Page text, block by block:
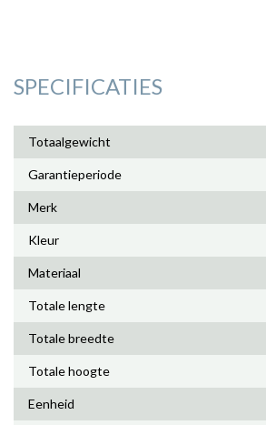
SPECIFICATIES
Totaalgewicht
Garantieperiode
Merk
Kleur
Materiaal
Totale lengte
Totale breedte
Totale hoogte
Eenheid